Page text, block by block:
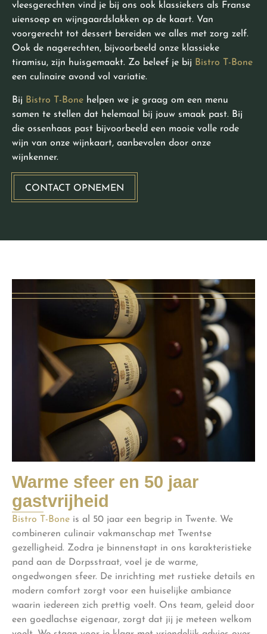
vleesgerechten vind je bij ons ook klassiekers als Franse
uiensoep en wijngaardslakken op de kaart. Van
voorgerecht tot dessert bereiden we alles met zorg zelf.
Ook de nagerechten, bijvoorbeeld onze klassieke
tiramisu, zijn huisgemaakt. Zo beleef je bij Bistro T-Bone
een culinaire avond vol variatie.
Bij Bistro T-Bone helpen we je graag om een menu
samen te stellen dat helemaal bij jouw smaak past. Bij
die ossenhaas past bijvoorbeeld een mooie volle rode
wijn van onze wijnkaart, aanbevolen door onze
wijnkenner.
CONTACT OPNEMEN
Warme sfeer en 50 jaar
gastvrijheid
Bistro T-Bone is al 50 jaar een begrip in Twente. We
combineren culinair vakmanschap met Twentse
gezelligheid. Zodra je binnenstapt in ons karakteristieke
pand aan de Dorpsstraat, voel je de warme,
ongedwongen sfeer. De inrichting met rustieke details en
modern comfort zorgt voor een huiselijke ambiance
waarin iedereen zich prettig voelt. Ons team, geleid door
een goedlachse eigenaar, zorgt dat jij je meteen welkom